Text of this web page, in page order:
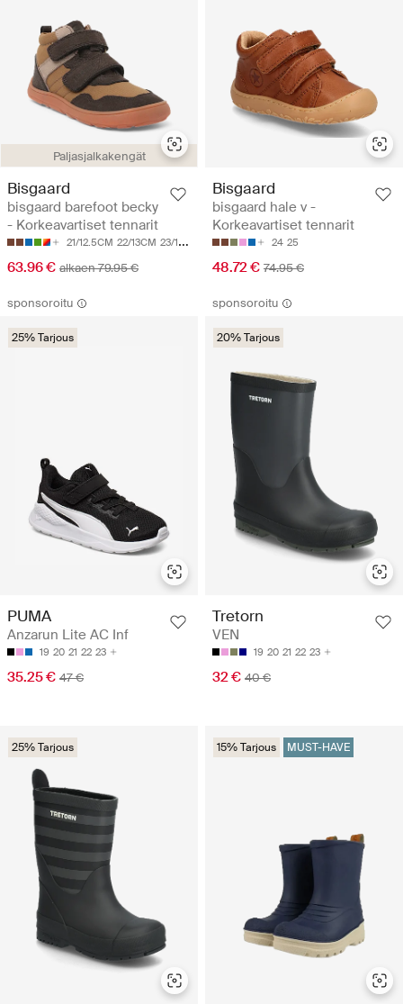
Paljasjalkakengät
Bisgaard
bisgaard barefoot becky
- Korkeavartiset tennarit
21/12.5CM 22/13CM 23/13.5CM 24/14.2CM 25/15CM
63.96 € alkaen 79.95 €
Bisgaard
bisgaard hale v -
Korkeavartiset tennarit
24 25
48.72 € 74.95 €
sponsoroitu
25% Tarjous
PUMA
Anzarun Lite AC Inf
19 20 21 22 23
35.25 € 47 €
sponsoroitu
20% Tarjous
Tretorn
VEN
19 20 21 22 23
32 € 40 €
25% Tarjous 15% Tarjous MUST-HAVE